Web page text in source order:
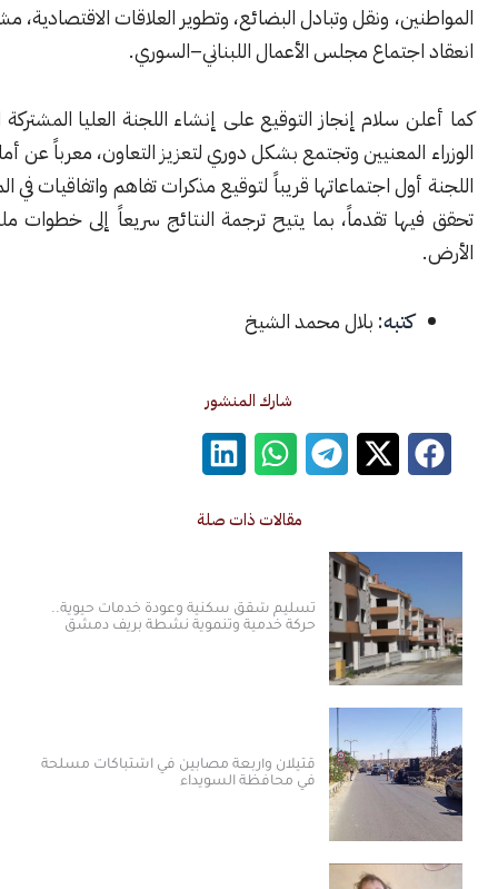
ونقل وتبادل البضائع، وتطوير العلاقات الاقتصادية، مشيراً إلى قرب
مجلس الأعمال اللبناني–السوري.
سلام إنجاز التوقيع على إنشاء اللجنة العليا المشتركة التي ستضم
وتجتمع بشكل دوري لتعزيز التعاون، معرباً عن أمله بأن تعقد
اجتماعاتها قريباً لتوقيع مذكرات تفاهم واتفاقيات في المجالات التي
تقدماً، بما يتيح ترجمة النتائج سريعاً إلى خطوات ملموسة على
بلال محمد الشيخ
شارك المنشور
مقالات ذات صلة
تسليم شقق سكنية وعودة خدمات حيوية..
حركة خدمية وتنموية نشطة بريف دمشق
قتيلان وأربعة مصابين في اشتباكات مسلحة
في محافظة السويداء